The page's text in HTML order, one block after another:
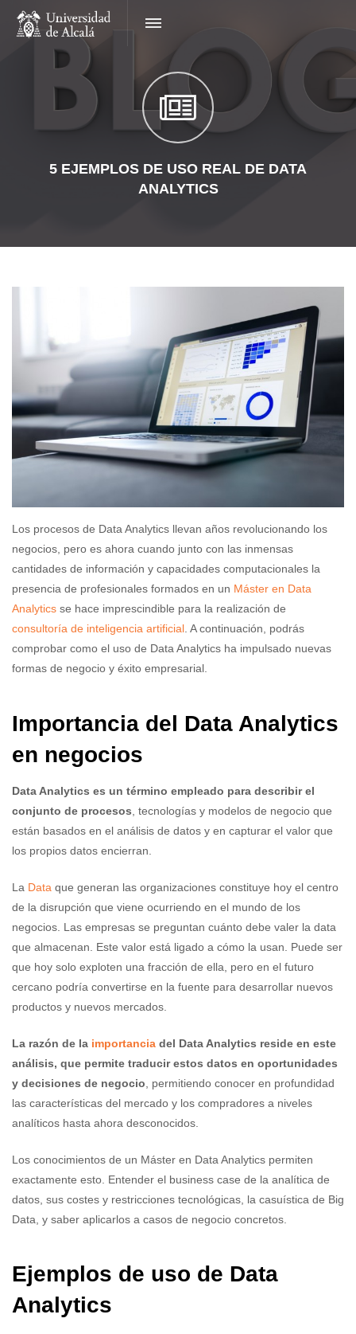
5 EJEMPLOS DE USO REAL DE DATA
ANALYTICS
Los procesos de Data Analytics llevan años revolucionando los
negocios, pero es ahora cuando junto con las inmensas
cantidades de información y capacidades computacionales la
presencia de profesionales formados en un Máster en Data
Analytics se hace imprescindible para la realización de
consultoría de inteligencia artificial . A continuación, podrás
comprobar como el uso de Data Analytics ha impulsado nuevas
formas de negocio y éxito empresarial.
Importancia del Data Analytics
en negocios
Data Analytics es un término empleado para describir el
conjunto de procesos , tecnologías y modelos de negocio que
están basados en el análisis de datos y en capturar el valor que
los propios datos encierran.
La Data que generan las organizaciones constituye hoy el centro
de la disrupción que viene ocurriendo en el mundo de los
negocios. Las empresas se preguntan cuánto debe valer la data
que almacenan. Este valor está ligado a cómo la usan. Puede ser
que hoy solo exploten una fracción de ella, pero en el futuro
cercano podría convertirse en la fuente para desarrollar nuevos
productos y nuevos mercados.
La razón de la importancia del Data Analytics reside en este
análisis, que permite traducir estos datos en oportunidades
y decisiones de negocio , permitiendo conocer en profundidad
las características del mercado y los compradores a niveles
analíticos hasta ahora desconocidos.
Los conocimientos de un Máster en Data Analytics permiten
exactamente esto. Entender el business case de la analítica de
datos, sus costes y restricciones tecnológicas, la casuística de Big
Data, y saber aplicarlos a casos de negocio concretos.
Ejemplos de uso de Data
Analytics